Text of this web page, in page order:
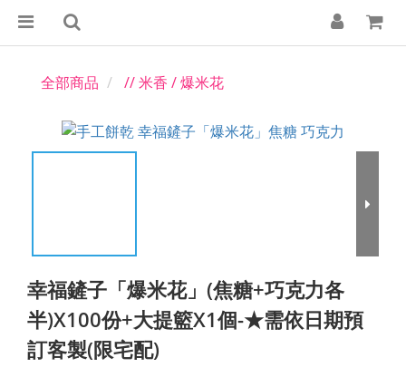
全部商品 // 米香 / 爆米花
幸福鏟子「爆米花」(焦糖+巧克力各
半)X100份+大提籃X1個-★需依日期預
訂客製(限宅配)